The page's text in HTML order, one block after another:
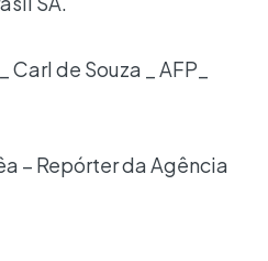
de Souza _ AFP_
– Repórter da Agência